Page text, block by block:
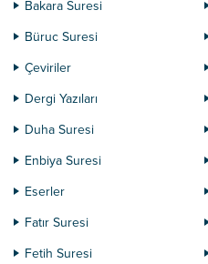
Bakara Suresi
Büruc Suresi
Çeviriler
Dergi Yazıları
Duha Suresi
Enbiya Suresi
Eserler
Fatır Suresi
Fetih Suresi